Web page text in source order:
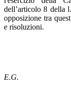
dell’articolo 8 della
opposizione tra
e risoluzioni.
E.G.